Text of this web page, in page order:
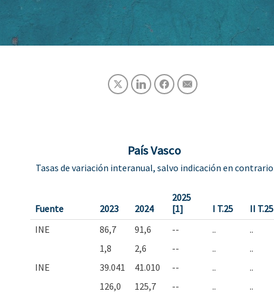
País Vasco
Tasas de variación interanual, salvo indicación en contrario
Fuente 2023 2024
2025
[1]
I T.25 II T.25
INE 86,7 91,6 -- .. ..
1,8 2,6 -- .. ..
INE 39.041 41.010 -- .. ..
126,0 125,7 -- .. ..